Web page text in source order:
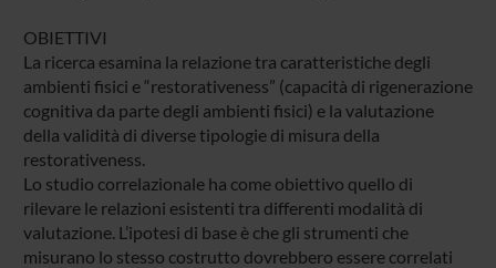
OBIETTIVI
La ricerca esamina la relazione tra caratteristiche degli
ambienti fisici e “restorativeness” (capacità di rigenerazione
cognitiva da parte degli ambienti fisici) e la valutazione
della validità di diverse tipologie di misura della
restorativeness.
Lo studio correlazionale ha come obiettivo quello di
rilevare le relazioni esistenti tra differenti modalità di
valutazione. L’ipotesi di base è che gli strumenti che
misurano lo stesso costrutto dovrebbero essere correlati